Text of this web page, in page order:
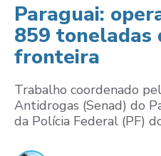
Paraguai:
859 toneladas
fronteira
Trabalho coordenado
Antidrogas (Senad) do
da Polícia Federal (PF)